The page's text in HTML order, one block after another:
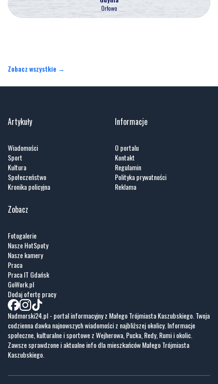
Artykuły
Wiadomości
Sport
Społeczeństwo
Informacje
O portalu
Kontakt
Zobacz
Fotogalerie
Nasze HotSpoty
Nasze kamery
Praca
Praca IT Gdańsk
GoWork.pl
Dodaj ofertę pracy
Nadmorski24.pl - portal informacyjny z Małego Trójmiasta Kaszubskiego. Twoja
codzienna dawka najnowszych wiadomości z najbliższej okolicy. Informacje